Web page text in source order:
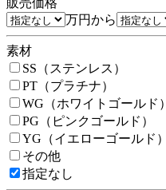
万円から
素材
SS（ステンレス）
PT（プラチナ）
WG（ホワイトゴールド）
PG（ピンクゴールド）
YG（イエローゴールド）
その他
指定なし